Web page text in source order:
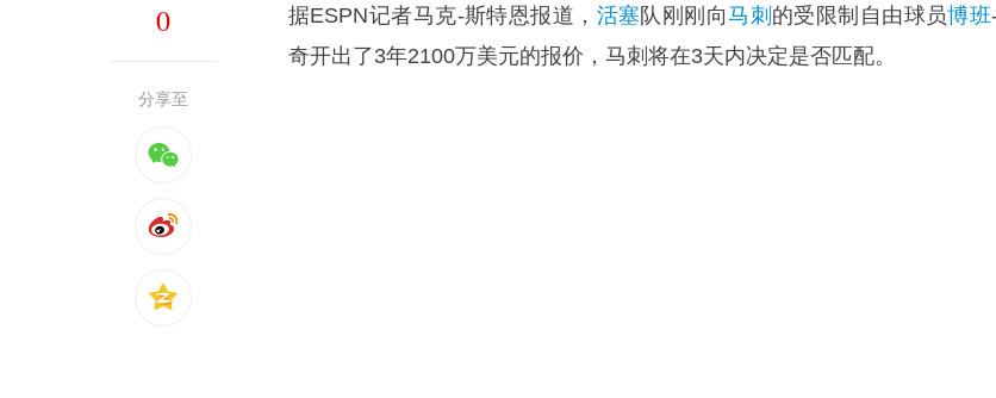
0
分享至
据ESPN记者马克-斯特恩报道， 活塞 队刚刚向马刺 的受限制自由球员博班
奇开出了3年2100万美元的报价，马刺将在3天内决定是否匹配。